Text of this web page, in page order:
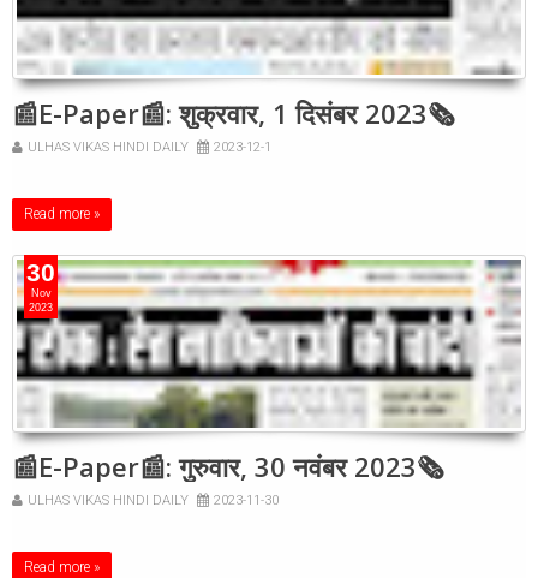
📰E-Paper📰: शुक्रवार, 1 दिसंबर 2023🗞
ULHAS VIKAS HINDI DAILY 2023-12-1
Read more »
30
Nov
2023
📰E-Paper📰: गुरुवार, 30 नवंबर 2023🗞
ULHAS VIKAS HINDI DAILY 2023-11-30
Read more »